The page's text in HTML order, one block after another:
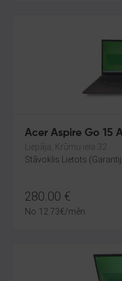
Acer Aspire Go 15
Liepāja, Krūmu iela 32
Stāvoklis Lietots
280.00 €
No 12.73€/mēn.